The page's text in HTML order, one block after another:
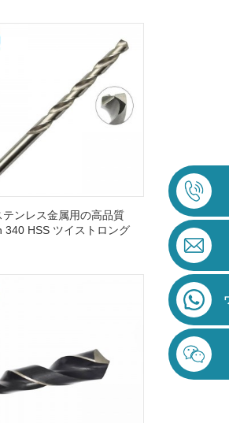
テンレス金属用の高品質
340 HSS ツイストロング